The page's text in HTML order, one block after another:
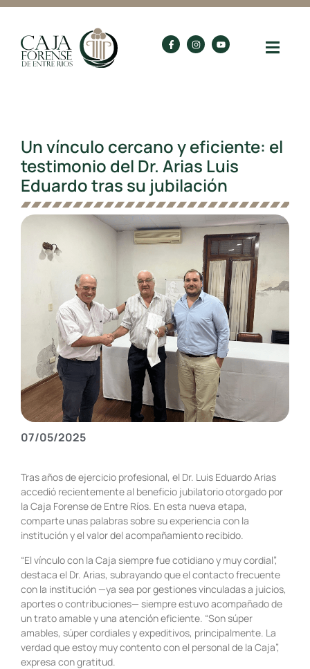
Un vínculo cercano y eficiente: el
testimonio del Dr. Arias Luis
Eduardo tras su jubilación
07/05/2025
Tras años de ejercicio profesional, el Dr. Luis Eduardo Arias
accedió recientemente al beneficio jubilatorio otorgado por
la Caja Forense de Entre Ríos. En esta nueva etapa,
comparte unas palabras sobre su experiencia con la
institución y el valor del acompañamiento recibido.
“El vínculo con la Caja siempre fue cotidiano y muy cordial”,
destaca el Dr. Arias, subrayando que el contacto frecuente
con la institución —ya sea por gestiones vinculadas a juicios,
aportes o contribuciones— siempre estuvo acompañado de
un trato amable y una atención eficiente. “Son súper
amables, súper cordiales y expeditivos, principalmente. La
verdad que estoy muy contento con el personal de la Caja”,
expresa con gratitud.